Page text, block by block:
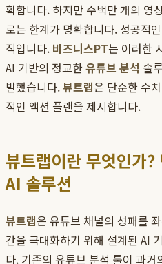
획합니다. 하지만 수백만 개의 영
로는 한계가 명확합니다. 성공적
직입니다. 비즈니스PT는 이러한
AI 기반의 정교한유튜브 분석 솔
발했습니다.뷰트랩은 단순한 수
적인 액션 플랜을 제시합니다.
뷰트랩이란 무엇인가
AI 솔루션
뷰트랩은 유튜브 채널의 성패를
간을 극대화하기 위해 설계된 AI
다. 기존의 유튜브 분석 툴이 과